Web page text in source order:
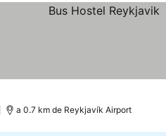
a 0.7 km de Reykjavík Airport